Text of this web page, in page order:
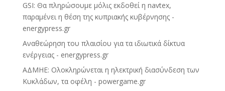
GSI: Θα πληρώσουμε μόλις εκδοθεί η navtex,
παραμένει η θέση της κυπριακής κυβέρνησης -
energypress.gr
Αναθεώρηση του πλαισίου για τα ιδιωτικά δίκτυα
ενέργειας - energypress.gr
ΑΔΜΗΕ: Ολοκληρώνεται η ηλεκτρική διασύνδεση των
Κυκλάδων, τα οφέλη - powergame.gr